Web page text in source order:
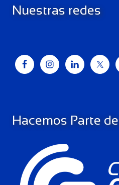
Nuestras redes
Hacemos Parte de